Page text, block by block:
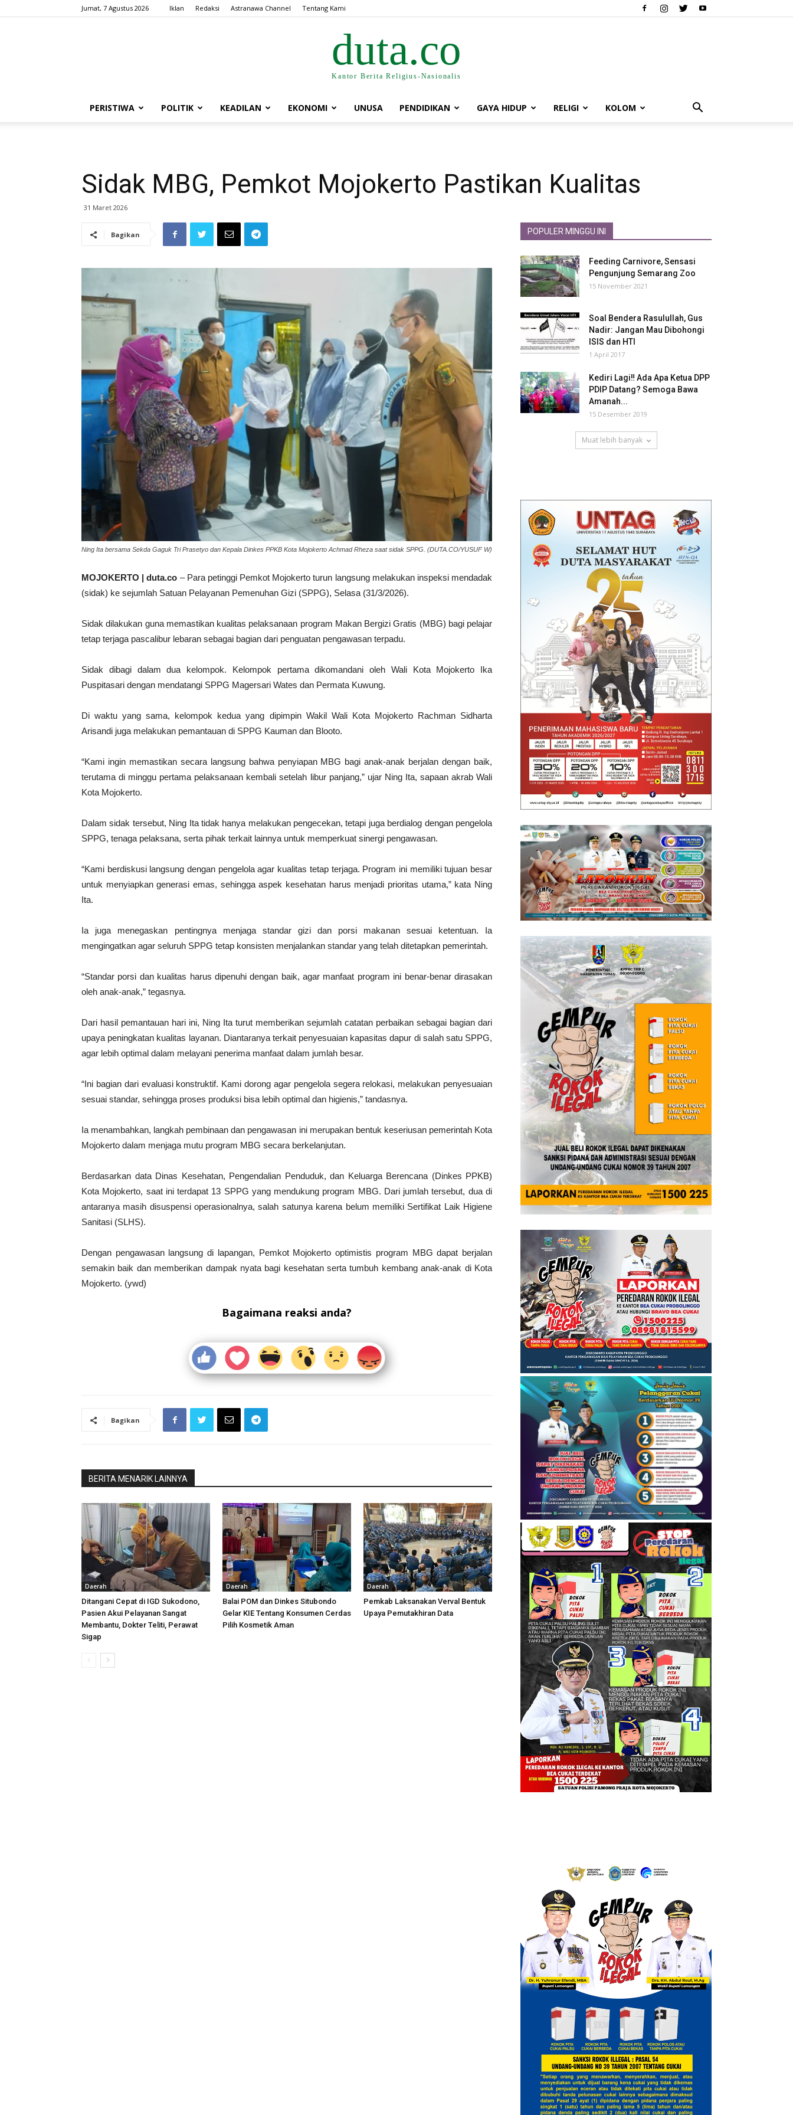
Jumat, 7 Agustus 2026 Iklan Redaksi Astranawa Channel Tentang Kami
duta.co
Kantor Berita Religius-Nasionalis
PERISTIWA POLITIK KEADILAN EKONOMI UNUSA PENDIDIKAN GAYA HIDUP RELIGI KOLOM
Sidak MBG, Pemkot Mojokerto Pastikan Kualitas
31 Maret 2026
Bagikan
Ning Ita bersama Sekda Gaguk Tri Prasetyo dan Kepala Dinkes PPKB Kota Mojokerto Achmad Rheza saat sidak SPPG. (DUTA.CO/YUSUF W)
MOJOKERTO | duta.co – Para petinggi Pemkot Mojokerto turun langsung melakukan inspeksi mendadak
(sidak) ke sejumlah Satuan Pelayanan Pemenuhan Gizi (SPPG), Selasa (31/3/2026).
Sidak dilakukan guna memastikan kualitas pelaksanaan program Makan Bergizi Gratis (MBG) bagi pelajar
tetap terjaga pascalibur lebaran sebagai bagian dari penguatan pengawasan terpadu.
Sidak dibagi dalam dua kelompok. Kelompok pertama dikomandani oleh Wali Kota Mojokerto Ika
Puspitasari dengan mendatangi SPPG Magersari Wates dan Permata Kuwung.
Di waktu yang sama, kelompok kedua yang dipimpin Wakil Wali Kota Mojokerto Rachman Sidharta
Arisandi juga melakukan pemantauan di SPPG Kauman dan Blooto.
“Kami ingin memastikan secara langsung bahwa penyiapan MBG bagi anak-anak berjalan dengan baik,
terutama di minggu pertama pelaksanaan kembali setelah libur panjang,” ujar Ning Ita, sapaan akrab Wali
Kota Mojokerto.
Dalam sidak tersebut, Ning Ita tidak hanya melakukan pengecekan, tetapi juga berdialog dengan pengelola
SPPG, tenaga pelaksana, serta pihak terkait lainnya untuk memperkuat sinergi pengawasan.
“Kami berdiskusi langsung dengan pengelola agar kualitas tetap terjaga. Program ini memiliki tujuan besar
untuk menyiapkan generasi emas, sehingga aspek kesehatan harus menjadi prioritas utama,” kata Ning
Ita.
Ia juga menegaskan pentingnya menjaga standar gizi dan porsi makanan sesuai ketentuan. Ia
mengingatkan agar seluruh SPPG tetap konsisten menjalankan standar yang telah ditetapkan pemerintah.
“Standar porsi dan kualitas harus dipenuhi dengan baik, agar manfaat program ini benar-benar dirasakan
oleh anak-anak,” tegasnya.
Dari hasil pemantauan hari ini, Ning Ita turut memberikan sejumlah catatan perbaikan sebagai bagian dari
upaya peningkatan kualitas layanan. Diantaranya terkait penyesuaian kapasitas dapur di salah satu SPPG,
agar lebih optimal dalam melayani penerima manfaat dalam jumlah besar.
“Ini bagian dari evaluasi konstruktif. Kami dorong agar pengelola segera relokasi, melakukan penyesuaian
sesuai standar, sehingga proses produksi bisa lebih optimal dan higienis,” tandasnya.
Ia menambahkan, langkah pembinaan dan pengawasan ini merupakan bentuk keseriusan pemerintah Kota
Mojokerto dalam menjaga mutu program MBG secara berkelanjutan.
Berdasarkan data Dinas Kesehatan, Pengendalian Penduduk, dan Keluarga Berencana (Dinkes PPKB)
Kota Mojokerto, saat ini terdapat 13 SPPG yang mendukung program MBG. Dari jumlah tersebut, dua di
antaranya masih disuspensi operasionalnya, salah satunya karena belum memiliki Sertifikat Laik Higiene
Sanitasi (SLHS).
Dengan pengawasan langsung di lapangan, Pemkot Mojokerto optimistis program MBG dapat berjalan
semakin baik dan memberikan dampak nyata bagi kesehatan serta tumbuh kembang anak-anak di Kota
Mojokerto. (ywd)
Bagaimana reaksi anda?
Bagikan
BERITA MENARIK LAINNYA
Daerah
Ditangani Cepat di IGD Sukodono,
Pasien Akui Pelayanan Sangat
Membantu, Dokter Teliti, Perawat
Sigap
Daerah
Balai POM dan Dinkes Situbondo
Gelar KIE Tentang Konsumen Cerdas
Pilih Kosmetik Aman
Daerah
Pemkab Laksanakan Verval Bentuk
Upaya Pemutakhiran Data
POPULER MINGGU INI
Feeding Carnivore, Sensasi
Pengunjung Semarang Zoo
15 November 2021
Soal Bendera Rasulullah, Gus
Nadir: Jangan Mau Dibohongi
ISIS dan HTI
1 April 2017
Kediri Lagi‼ Ada Apa Ketua DPP
PDIP Datang? Semoga Bawa
Amanah...
15 Desember 2019
Muat lebih banyak